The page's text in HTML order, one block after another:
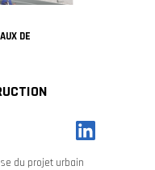
DE
du projet urbain